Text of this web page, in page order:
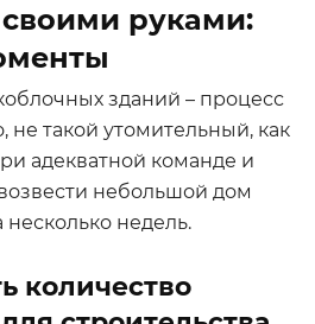
руками:
зданий – процесс
не такой утомительный, как
адекватной команде и
небольшой дом
недель.
количество